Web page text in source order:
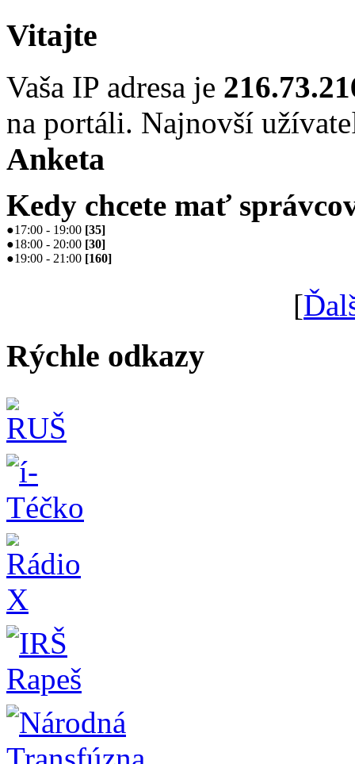
Vitajte
Vaša IP adresa je
na portáli. Najnovší
Anketa
Kedy chcete mať
●17:00 - 19:00 [35]
●18:00 - 20:00 [30]
●19:00 - 21:00 [160]
[
Rýchle odkazy